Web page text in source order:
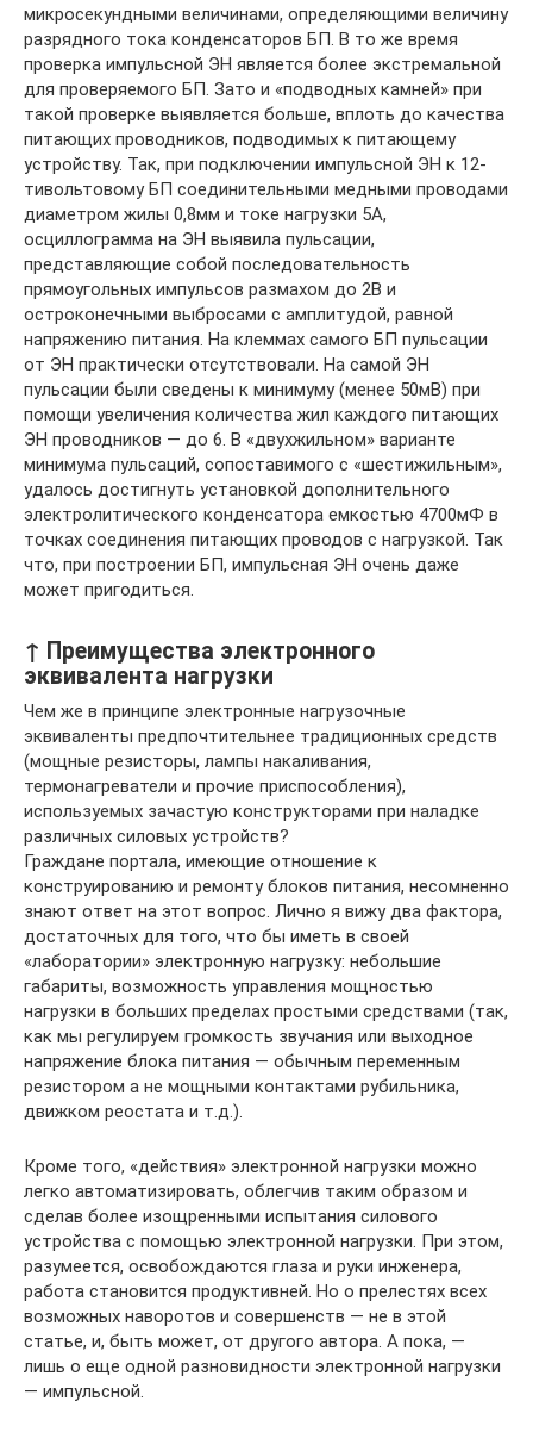
микросекундными величинами, определяющими величину
разрядного тока конденсаторов БП. В то же время
проверка импульсной ЭН является более экстремальной
для проверяемого БП. Зато и «подводных камней» при
такой проверке выявляется больше, вплоть до качества
питающих проводников, подводимых к питающему
устройству. Так, при подключении импульсной ЭН к 12-
тивольтовому БП соединительными медными проводами
диаметром жилы 0,8мм и токе нагрузки 5А,
осциллограмма на ЭН выявила пульсации,
представляющие собой последовательность
прямоугольных импульсов размахом до 2В и
остроконечными выбросами с амплитудой, равной
напряжению питания. На клеммах самого БП пульсации
от ЭН практически отсутствовали. На самой ЭН
пульсации были сведены к минимуму (менее 50мВ) при
помощи увеличения количества жил каждого питающих
ЭН проводников — до 6. В «двухжильном» варианте
минимума пульсаций, сопоставимого с «шестижильным»,
удалось достигнуть установкой дополнительного
электролитического конденсатора емкостью 4700мФ в
точках соединения питающих проводов с нагрузкой. Так
что, при построении БП, импульсная ЭН очень даже
может пригодиться.
↑ Преимущества электронного
эквивалента нагрузки
Чем же в принципе электронные нагрузочные
эквиваленты предпочтительнее традиционных средств
(мощные резисторы, лампы накаливания,
термонагреватели и прочие приспособления),
используемых зачастую конструкторами при наладке
различных силовых устройств?
Граждане портала, имеющие отношение к
конструированию и ремонту блоков питания, несомненно
знают ответ на этот вопрос. Лично я вижу два фактора,
достаточных для того, что бы иметь в своей
«лаборатории» электронную нагрузку: небольшие
габариты, возможность управления мощностью
нагрузки в больших пределах простыми средствами (так,
как мы регулируем громкость звучания или выходное
напряжение блока питания — обычным переменным
резистором а не мощными контактами рубильника,
движком реостата и т.д.).
Кроме того, «действия» электронной нагрузки можно
легко автоматизировать, облегчив таким образом и
сделав более изощренными испытания силового
устройства с помощью электронной нагрузки. При этом,
разумеется, освобождаются глаза и руки инженера,
работа становится продуктивней. Но о прелестях всех
возможных наворотов и совершенств — не в этой
статье, и, быть может, от другого автора. А пока, —
лишь о еще одной разновидности электронной нагрузки
— импульсной.